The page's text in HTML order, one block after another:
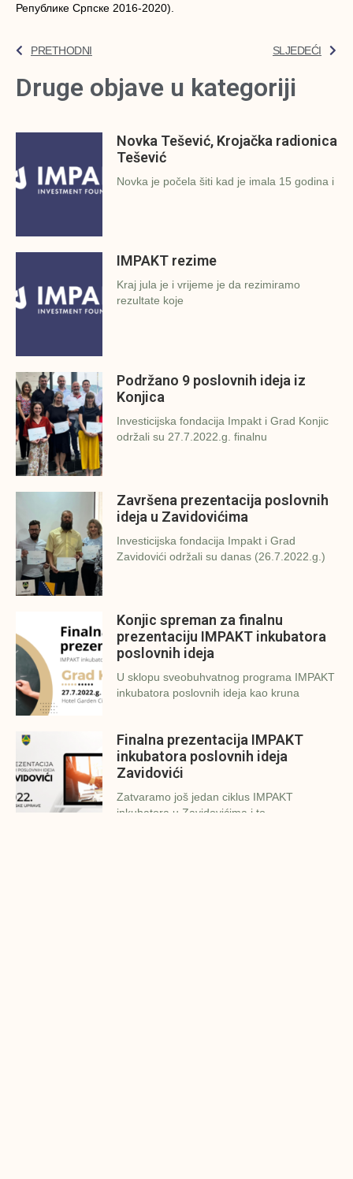
Републике Српске 2016-2020).
PRETHODNI SLJEDEĆI
Druge objave u kategoriji
Novka Tešević, Krojačka radionica
Tešević
Novka je počela šiti kad je imala 15 godina i
IMPAKT rezime
Kraj jula je i vrijeme je da rezimiramo
rezultate koje
Podržano 9 poslovnih ideja iz
Konjica
Investicijska fondacija Impakt i Grad Konjic
održali su 27.7.2022.g. finalnu
Završena prezentacija poslovnih
ideja u Zavidovićima
Investicijska fondacija Impakt i Grad
Zavidovići održali su danas (26.7.2022.g.)
Konjic spreman za finalnu
prezentaciju IMPAKT inkubatora
poslovnih ideja
U sklopu sveobuhvatnog programa IMPAKT
inkubatora poslovnih ideja kao kruna
Finalna prezentacija IMPAKT
inkubatora poslovnih ideja
Zavidovići
Zatvaramo još jedan ciklus IMPAKT
inkubatora u Zavidovićima i to